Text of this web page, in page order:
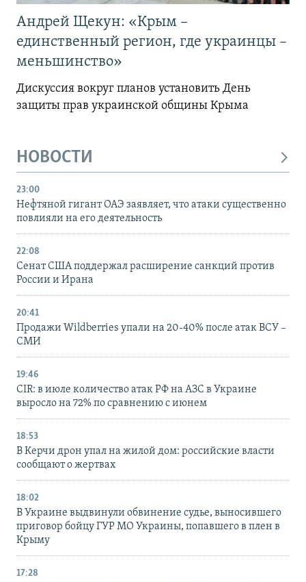
Андрей Щекун: «Крым –
единственный регион, где украинцы –
меньшинство»
Дискуссия вокруг планов установить День
защиты прав украинской общины Крыма
НОВОСТИ
23:00
Нефтяной гигант ОАЭ заявляет, что атаки существенно
повлияли на его деятельность
22:08
Сенат США поддержал расширение санкций против
России и Ирана
20:41
Продажи Wildberries упали на 20-40% после атак ВСУ –
СМИ
19:46
CIR: в июле количество атак РФ на АЗС в Украине
выросло на 72% по сравнению с июнем
18:53
В Керчи дрон упал на жилой дом: российские власти
сообщают о жертвах
18:02
В Украине выдвинули обвинение судье, выносившего
приговор бойцу ГУР МО Украины, попавшего в плен в
Крыму
17:28